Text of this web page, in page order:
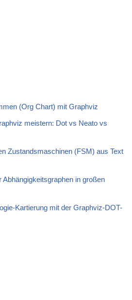
(Org Chart) mit Graphviz
meistern: Dot vs Neato vs
Zustandsmaschinen (FSM) aus Text
in großen
Kartierung mit der Graphviz-DOT-